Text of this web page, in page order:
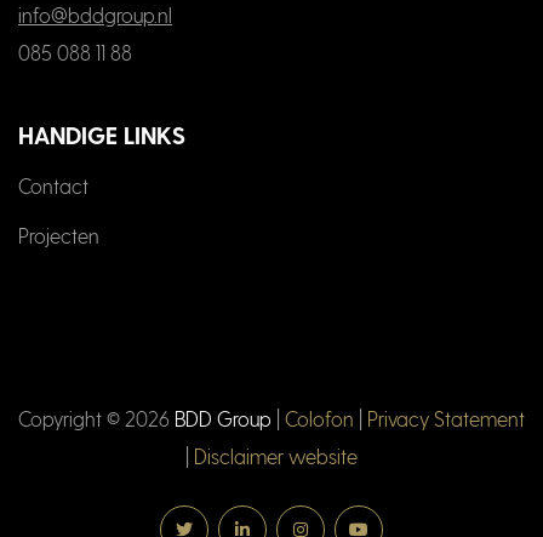
info@bddgroup.nl
085 088 11 88
HANDIGE LINKS
Contact
Projecten
Copyright © 2026 BDD Group Colofon
Privacy Statement
Disclaimer website